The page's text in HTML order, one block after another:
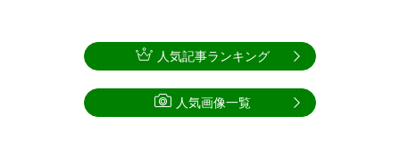
人気記事ランキング
人気画像一覧